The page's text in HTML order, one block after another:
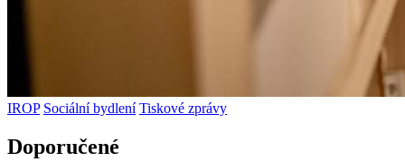
IROP Sociální bydlení Tiskové zprávy
Doporučené